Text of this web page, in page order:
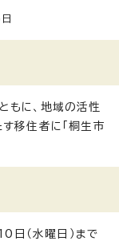
もに、地域の活性
移住者に「桐生市
日（水曜日）まで